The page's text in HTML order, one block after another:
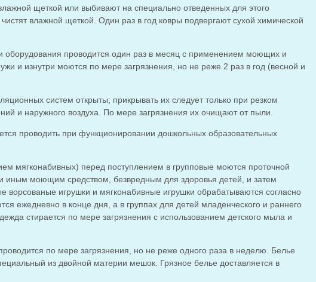
щеткой или выбивают на специально отведенных для этого
влажной щеткой. Один раз в год ковры подвергают сухой химической
оборудования проводится один раз в месяц с применением моющих и
и изнутри моются по мере загрязнения, но не реже 2 раз в год (весной и
систем открыты; прикрывать их следует только при резком
и наружного воздуха. По мере загрязнения их очищают от пыли.
проводить при функционировании дошкольных образовательных
мягконабивных) перед поступлением в групповые моются проточной
иным моющим средством, безвредным для здоровья детей, и затем
ворсованые игрушки и мягконабивные игрушки обрабатываются согласно
ежедневно в конце дня, а в группах для детей младенческого и раннего
стирается по мере загрязнения с использованием детского мыла и
по мере загрязнения, но не реже одного раза в неделю. Белье
из двойной материи мешок. Грязное белье доставляется в